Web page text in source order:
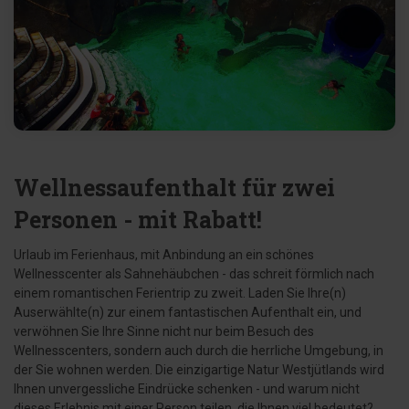
Wellnessaufenthalt für zwei
Personen - mit Rabatt!
Urlaub im Ferienhaus, mit Anbindung an ein schönes
Wellnesscenter als Sahnehäubchen - das schreit förmlich nach
einem romantischen Ferientrip zu zweit. Laden Sie Ihre(n)
Auserwählte(n) zur einem fantastischen Aufenthalt ein, und
verwöhnen Sie Ihre Sinne nicht nur beim Besuch des
Wellnesscenters, sondern auch durch die herrliche Umgebung, in
der Sie wohnen werden. Die einzigartige Natur Westjütlands wird
Ihnen unvergessliche Eindrücke schenken - und warum nicht